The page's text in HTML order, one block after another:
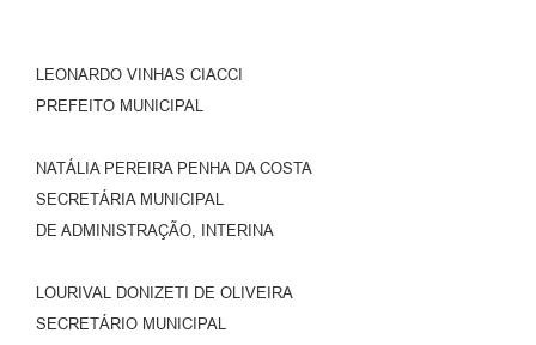
LEONARDO VINHAS CIACCI
PREFEITO MUNICIPAL
NATÁLIA PEREIRA PENHA DA COSTA
SECRETÁRIA MUNICIPAL
DE ADMINISTRAÇÃO, INTERINA
LOURIVAL DONIZETI DE OLIVEIRA
SECRETÁRIO MUNICIPAL